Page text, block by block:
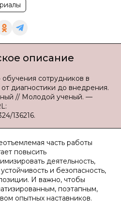
описание
сотрудников в
диагностики до внедрения.
// Молодой ученый. —
136216.
часть работы
повысить
деятельность,
и безопасность,
И важно, чтобы
поэтапным,
опытных наставников.